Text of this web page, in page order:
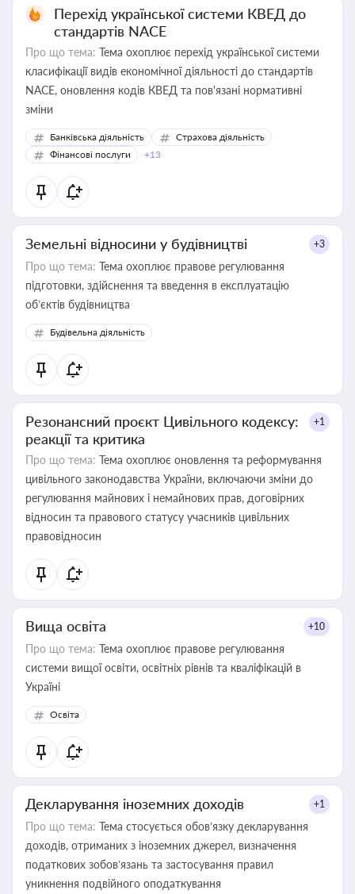
Перехід української системи КВЕД до
стандартів NACE
Про що тема: Тема охоплює перехід української системи
класифікації видів економічної діяльності до стандартів
NACE, оновлення кодів КВЕД та пов'язані нормативні
зміни
Банківська діяльність
Страхова діяльність
Фінансові послуги
+13
Земельні відносини у будівництві +3
Про що тема: Тема охоплює правове регулювання
підготовки, здійснення та введення в експлуатацію
об’єктів будівництва
Будівельна діяльність
Резонансний проєкт Цивільного кодексу:
реакції та критика
+1
Про що тема: Тема охоплює оновлення та реформування
цивільного законодавства України, включаючи зміни до
регулювання майнових і немайнових прав, договірних
відносин та правового статусу учасників цивільних
правовідносин
Вища освіта +10
Про що тема: Тема охоплює правове регулювання
системи вищої освіти, освітніх рівнів та кваліфікацій в
Україні
Освіта
Декларування іноземних доходів +1
Про що тема: Тема стосується обов’язку декларування
доходів, отриманих з іноземних джерел, визначення
податкових зобов’язань та застосування правил
уникнення подвійного оподаткування